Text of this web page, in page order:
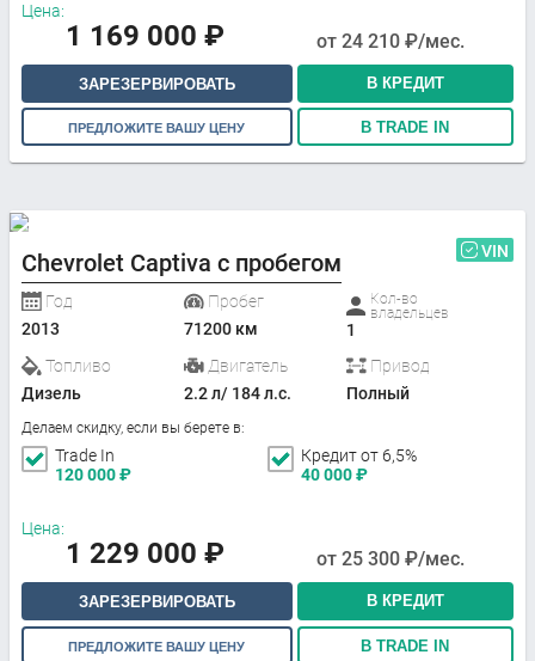
Цена:
1 169 000 ₽ от 24 210 ₽/мес.
ЗАРЕЗЕРВИРОВАТЬ В КРЕДИТ
ПРЕДЛОЖИТЕ ВАШУ ЦЕНУ В TRADE IN
Chevrolet Captiva с пробегом VIN
Год
2013
Пробег
71200 км
Кол-во
владельцев
1
Топливо
Дизель
Двигатель
2.2 л/ 184 л.с.
Привод
Полный
Делаем скидку, если вы берете в:
Trade In
120 000₽
Кредит от 6,5%
40 000₽
Цена:
1 229 000 ₽ от 25 300 ₽/мес.
ЗАРЕЗЕРВИРОВАТЬ В КРЕДИТ
ПРЕДЛОЖИТЕ ВАШУ ЦЕНУ В TRADE IN